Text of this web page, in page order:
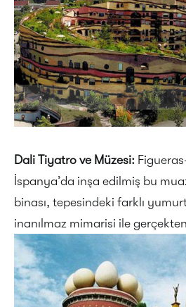
Dali Tiyatro ve Müzesi:
İspanya’da inşa edilmiş bu
binası, tepesindeki farklı
inanılmaz mimarisi ile